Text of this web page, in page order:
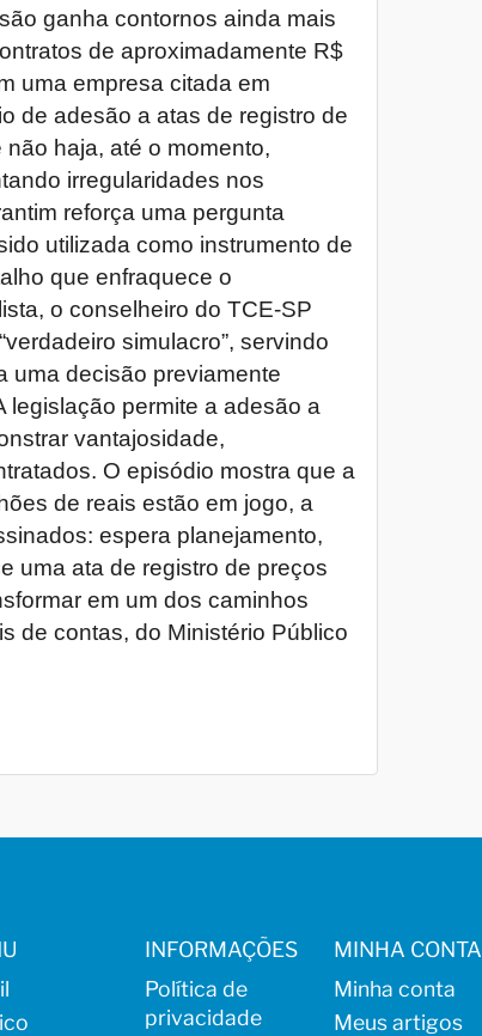
ganha contornos ainda mais
de aproximadamente R$
uma empresa citada em
de adesão a atas de registro de
haja, até o momento,
irregularidades nos
reforça uma pergunta
utilizada como instrumento de
que enfraquece o
o conselheiro do TCE-SP
simulacro”, servindo
uma decisão previamente
legislação permite a adesão a
vantajosidade,
O episódio mostra que a
de reais estão em jogo, a
espera planejamento,
uma ata de registro de preços
em um dos caminhos
de contas, do Ministério Público
INFORMAÇÕES
Política de
privacidade
MINHA CONTA
Minha conta
Meus artigos